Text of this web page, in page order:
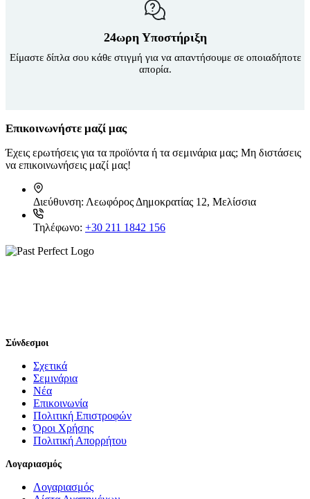
24ωρη Υποστήριξη
Είμαστε δίπλα σου κάθε στιγμή για να απαντήσουμε σε οποιαδήποτε
απορία.
Επικοινωνήστε μαζί μας
Έχεις ερωτήσεις για τα προϊόντα ή τα σεμινάρια μας; Μη διστάσεις
να επικοινωνήσεις μαζί μας!
Διεύθυνση: Λεωφόρος Δημοκρατίας 12, Μελίσσια
Τηλέφωνο: +30 211 1842 156
Σύνδεσμοι
Σχετικά
Σεμινάρια
Νέα
Επικοινωνία
Πολιτική Επιστροφών
Όροι Χρήσης
Πολιτική Απορρήτου
Λογαριασμός
Λογαριασμός